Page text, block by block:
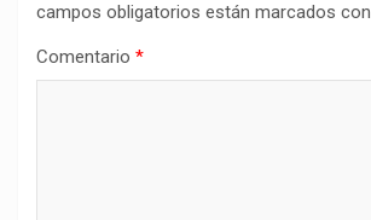
campos obligatorios están marcados con
Comentario *